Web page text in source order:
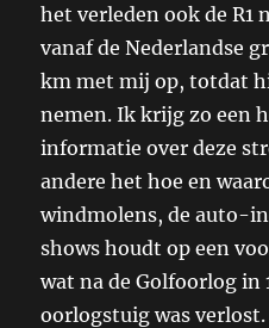
het verleden ook de R1
vanaf de Nederlandse
km met mij op, totdat
nemen. Ik krijg zo een
informatie over deze
andere het hoe en
windmolens, de auto-
shows houdt op een
wat na de Golfoorlog in
oorlogstuig was verlost.